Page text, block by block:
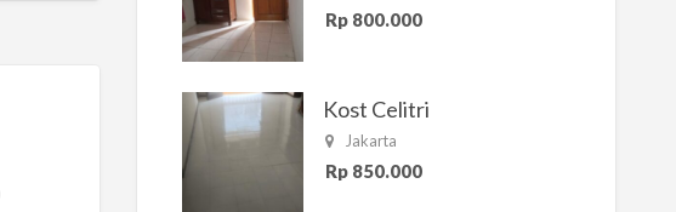
Rp 800.000
Kost Celitri
Jakarta
Rp 850.000